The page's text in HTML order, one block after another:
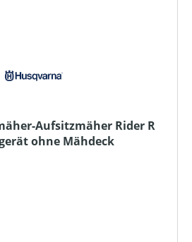
Aufsitzmäher Rider R
ohne Mähdeck